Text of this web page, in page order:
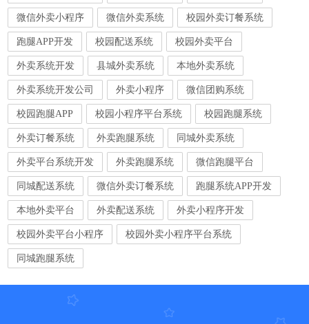
微信外卖小程序 微信外卖系统 校园外卖订餐系统
跑腿APP开发 校园配送系统 校园外卖平台
外卖系统开发 县城外卖系统 本地外卖系统
外卖系统开发公司 外卖小程序 微信团购系统
校园跑腿APP 校园小程序平台系统 校园跑腿系统
外卖订餐系统 外卖跑腿系统 同城外卖系统
外卖平台系统开发 外卖跑腿系统 微信跑腿平台
同城配送系统 微信外卖订餐系统 跑腿系统APP开发
本地外卖平台 外卖配送系统 外卖小程序开发
校园外卖平台小程序 校园外卖小程序平台系统
同城跑腿系统